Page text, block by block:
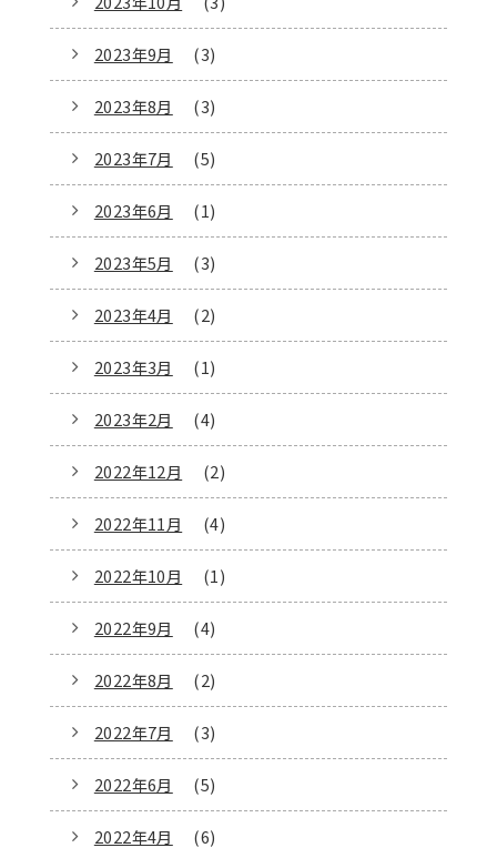
2023年9月 (3)
2023年8月 (3)
2023年7月 (5)
2023年6月 (1)
2023年5月 (3)
2023年4月 (2)
2023年3月 (1)
2023年2月 (4)
2022年12月 (2)
2022年11月 (4)
2022年10月 (1)
2022年9月 (4)
2022年8月 (2)
2022年7月 (3)
2022年6月 (5)
2022年4月 (6)